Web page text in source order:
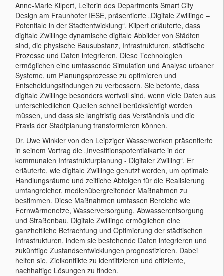
Anne-Marie Kilpert, Leiterin des Departments Smart City
Design am Fraunhofer IESE, präsentierte „Digitale Zwillinge –
Potentiale in der Stadtentwicklung“. Kilpert erläuterte, dass
digitale Zwillinge dynamische digitale Abbilder von Städten
sind, die physische Bausubstanz, Infrastrukturen, städtische
Prozesse und Daten integrieren. Diese Technologien
ermöglichen eine umfassende Simulation und Analyse urbaner
Systeme, um Planungsprozesse zu optimieren und
Entscheidungsfindungen zu verbessern. Sie betonte, dass
digitale Zwillinge besonders wertvoll sind, wenn viele Daten aus
unterschiedlichen Quellen schnell berücksichtigt werden
müssen, und dass sie langfristig das Verständnis und die
Praxis der Stadtplanung transformieren können.
Dr. Uwe Winkler von den Leipziger Wasserwerken präsentierte
in seinem Vortrag die „Investitionspotentialkarte in der
kommunalen Infrastrukturplanung - Digitaler Zwilling“. Er
erläuterte, wie digitale Zwillinge genutzt werden, um optimale
Handlungsräume und zeitliche Abfolgen für die Realisierung
umfangreicher, medienübergreifender Maßnahmen zu
bestimmen. Diese Maßnahmen umfassen Bereiche wie
Fernwärmenetze, Wasserversorgung, Abwasserentsorgung
und Straßenbau. Digitale Zwillinge ermöglichen eine
ganzheitliche Betrachtung und Optimierung der städtischen
Infrastrukturen, indem sie bestehende Daten integrieren und
zukünftige Zustandsentwicklungen prognostizieren. Dabei
helfen sie, Zielkonflikte zu identifizieren und effiziente,
nachhaltige Lösungen zu finden.